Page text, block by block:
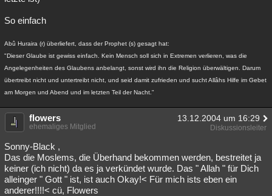
So einfach
Abû Huraira (r) überliefert, dass der Prophet (s) gesagt hat:
"Dieser Glaube ist gewiss einfach. Kein Mensch soll sich in Extremen verlieren, was die
Angelegenheiten des Glaubens anbelangt, sonst wird ihn die Religion überwältigen. Darum
übertreibt nicht und untertreibt nicht, und seid damit zufrieden und sucht Allâhs Hilfe im Gebet
am Morgen und Abend und im letzten Teil der Nacht."
flowers 13.12.2004 um 16:29
ehemaliges Mitglied Diskussionsleiter
Sonny-Black ,
Das die Moslems, die Überhand bekommen werden, bestreitet ja
keiner (ich nicht) da es ja verkündet wurde. Das " Allah " für Dich
alleinger " Gott " ist, ist auch Okay!< Für mich ists eben ein
anderer!!!!< cü, Flowers